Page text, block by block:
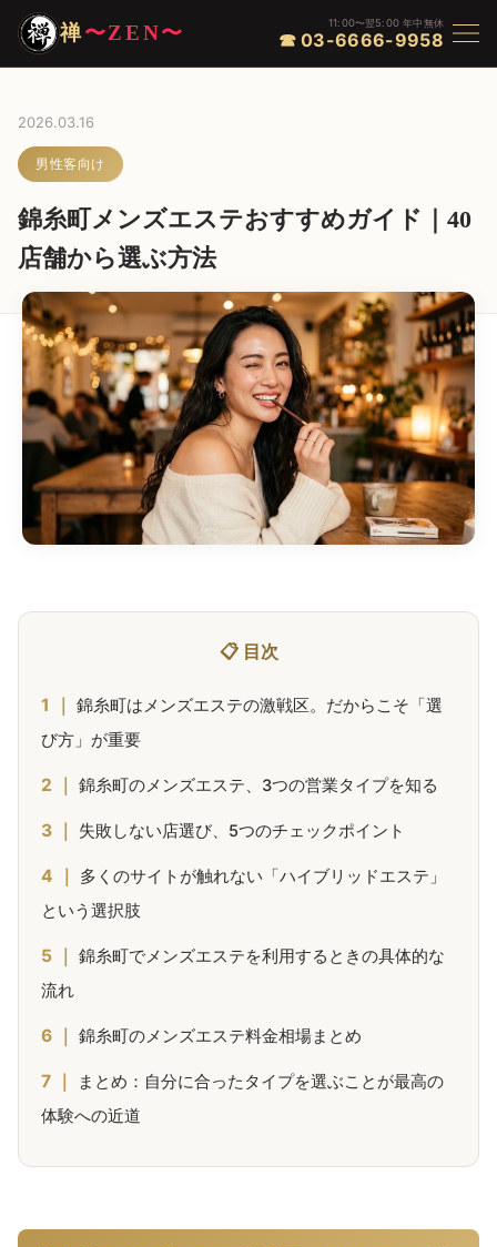
禅〜ZEN〜 11:00〜翌5:00 年中無休
☎ 03-6666-9958
2026.03.16
男性客向け
錦糸町メンズエステおすすめガイド｜40
店舗から選ぶ方法
📋 目次
錦糸町はメンズエステの激戦区。だからこそ「選
び方」が重要
錦糸町のメンズエステ、3つの営業タイプを知る
失敗しない店選び、5つのチェックポイント
多くのサイトが触れない「ハイブリッドエステ」
という選択肢
錦糸町でメンズエステを利用するときの具体的な
流れ
錦糸町のメンズエステ料金相場まとめ
まとめ：自分に合ったタイプを選ぶことが最高の
体験への近道